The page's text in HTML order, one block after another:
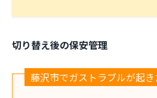
切り替え後の保安管理
藤沢市でガストラブルが起き